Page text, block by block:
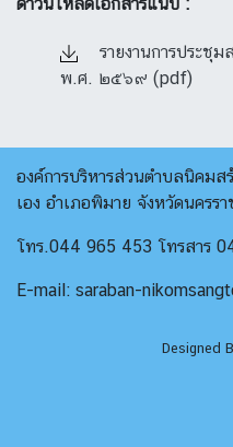
ดาวน์โหลดเอกสารแนบ :
รายงานการประชุ
พ.ศ. ๒๕๖๙ (pdf)
องค์การบริหารส่วนตำบลนิคม
เอง อำเภอพิมาย จังหวัดนครร
โทร.044 965 453 โทรสาร
E-mail: saraban-
Designed